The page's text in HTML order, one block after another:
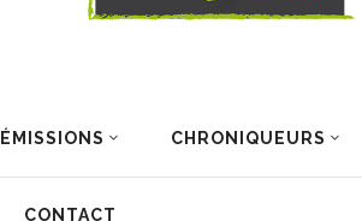
ÉMISSIONS CHRONIQUEURS
CONTACT